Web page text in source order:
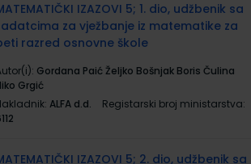
IZAZOVI 5; 1. dio, udžbenik sa
za vježbanje iz matematike za
razred osnovne škole
Gordana Paić Željko Bošnjak Boris Čulina
Grgić
ALFA d.d.
Registarski broj ministarstva:
IZAZOVI 5; 2. dio, udžbenik sa